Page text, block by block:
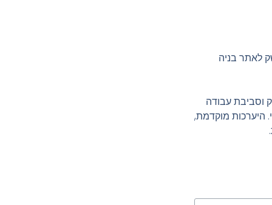
לאתר בניה
וסביבת עבודה
היערכות מוקדמת,